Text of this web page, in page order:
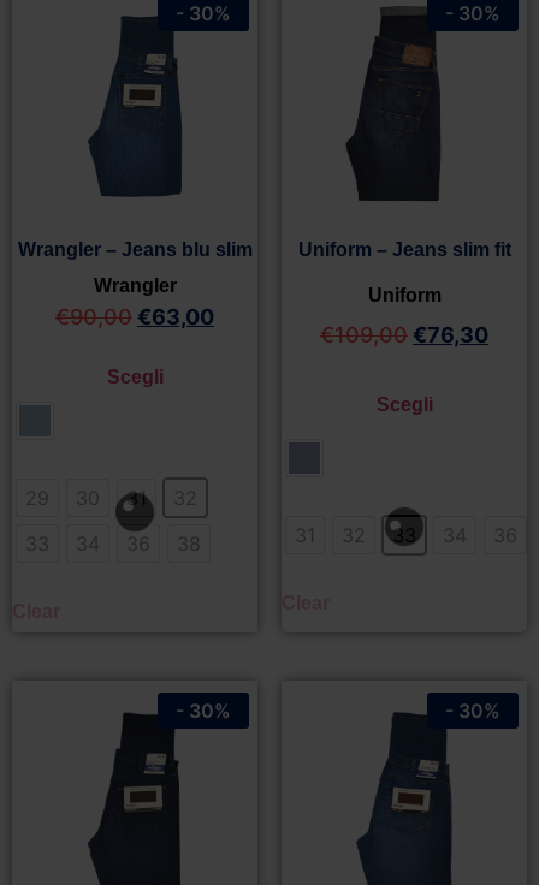
Wrangler – Jeans blu slim
Wrangler
€90,00 €63,00
Scegli
29 30 31
32
33
34 36 38
- 30%
Uniform – Jeans slim fit
Uniform
€109,00 €76,30
Scegli
31 32 33 34 36
- 30%
- 30% - 30%